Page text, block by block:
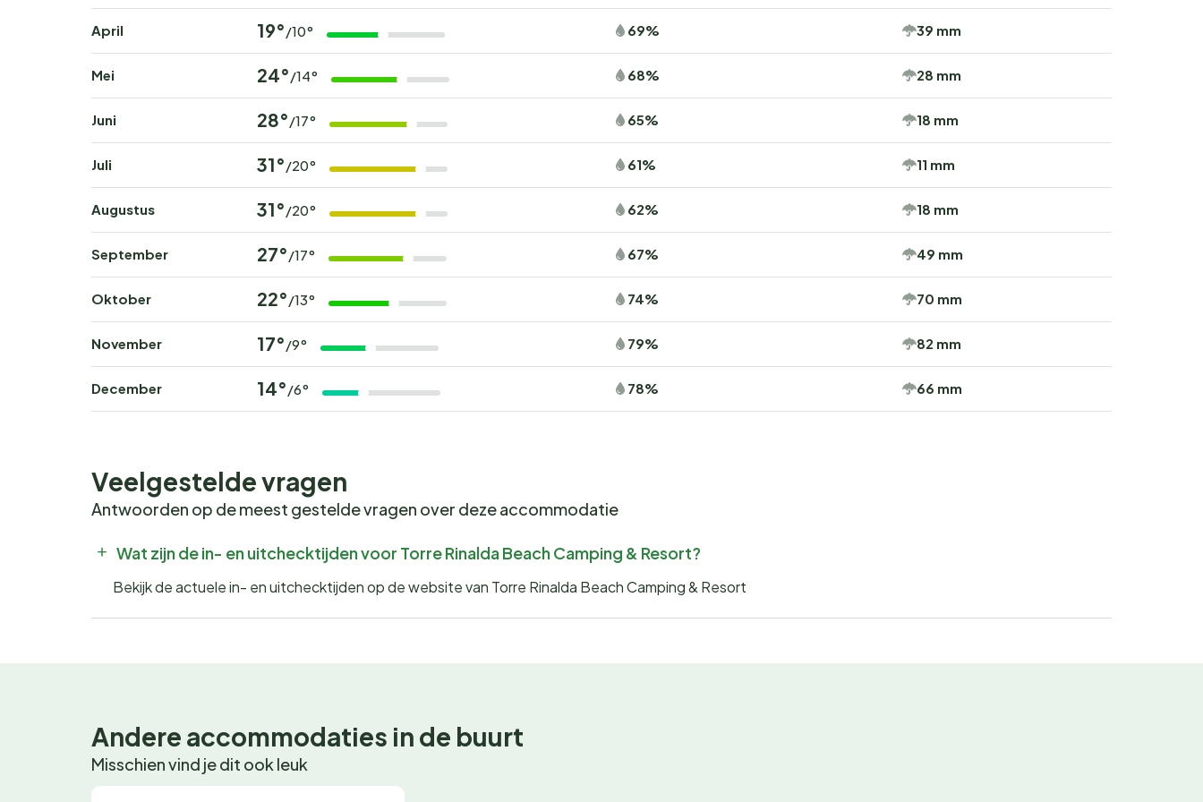
April 19° /10° 69% 39 mm
Mei 24° /14° 68% 28 mm
Juni 28° /17° 65% 18 mm
Juli 31° /20° 61% 11 mm
Augustus 31° /20° 62% 18 mm
September 27° /17° 67% 49 mm
Oktober 22° /13° 74% 70 mm
November 17° /9° 79% 82 mm
December 14° /6° 78% 66 mm
Veelgestelde vragen
Antwoorden op de meest gestelde vragen over deze accommodatie
Wat zijn de in- en uitchecktijden voor Torre Rinalda Beach Camping & Resort?
Bekijk de actuele in- en uitchecktijden op de website van Torre Rinalda Beach Camping & Resort
Andere accommodaties in de buurt
Misschien vind je dit ook leuk